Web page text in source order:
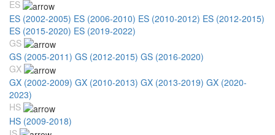
ES
ES (2002-2005) ES (2006-2010) ES (2010-2012) ES (2012-2015)
ES (2015-2020) ES (2019-2022)
GS
GS (2005-2011) GS (2012-2015) GS (2016-2020)
GX
GX (2002-2009) GX (2010-2013) GX (2013-2019) GX (2020-
2023)
HS
HS (2009-2018)